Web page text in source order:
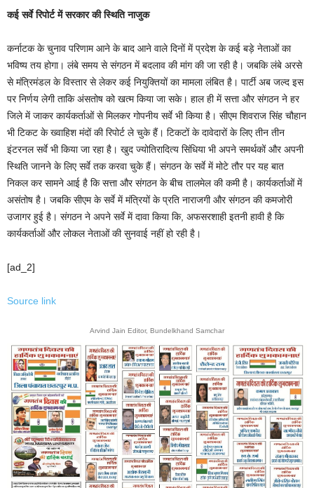
कई सर्वे रिपोर्ट में सरकार की स्थिति नाजुक
कर्नाटक के चुनाव परिणाम आने के बाद आने वाले दिनों में प्रदेश के कई बड़े नेताओं का
भविष्य तय होगा। लंबे समय से संगठन में बदलाव की मांग की जा रही है। जबकि लंबे अरसे
से मंत्रिमंडल के विस्तार से लेकर कई नियुक्तियों का मामला लंबित है। पार्टी अब जल्द इस
पर निर्णय लेगी ताकि अंसतोष को खत्म किया जा सके। हाल ही में सत्ता और संगठन ने हर
जिले में जाकर कार्यकर्ताओं से मिलकर गोपनीय सर्वे भी किया है। सीएम शिवराज सिंह चौहान
भी टिकट के ख्वाहिश मंदों की रिपोर्ट ले चुके हैं। टिकटों के दावेदारों के लिए तीन तीन
इंटरनल सर्वे भी किया जा रहा है। खुद ज्योतिरादित्य सिंधिया भी अपने समर्थकों और अपनी
स्थिति जानने के लिए सर्वे तक करवा चुके हैं। संगठन के सर्वे में मोटे तौर पर यह बात
निकल कर सामने आई है कि सत्ता और संगठन के बीच तालमेल की कमी है। कार्यकर्ताओं में
असंतोष है। जबकि सीएम के सर्वे में मंत्रियों के प्रति नाराजगी और संगठन की कमजोरी
उजागर हुई है। संगठन ने अपने सर्वे में दावा किया कि, अफसरशाही इतनी हावी है कि
कार्यकर्ताओं और लोकल नेताओं की सुनवाई नहीं हो रही है।
[ad_2]
Source link
Arvind Jain Editor, Bundelkhand Samchar